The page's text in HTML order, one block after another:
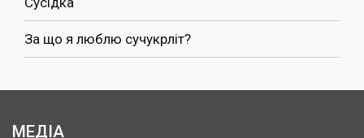
За що я люблю сучукрліт?
МЕДІА